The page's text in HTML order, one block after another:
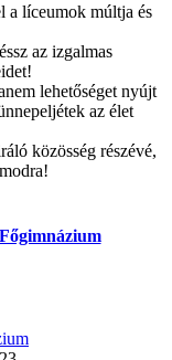
a líceumok múltja és
az izgalmas
lehetőséget nyújt
az élet
közösség részévé,